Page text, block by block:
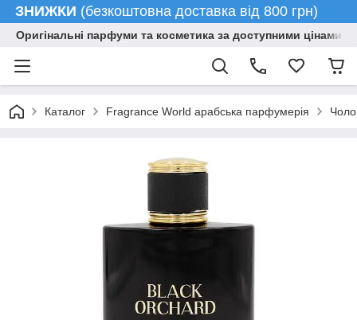
ЗНИЖКИ (безкоштовна доставка від 800 грн)
Оригінальні парфуми та косметика за доступними цінами
Каталог Fragrance World арабська парфумерія